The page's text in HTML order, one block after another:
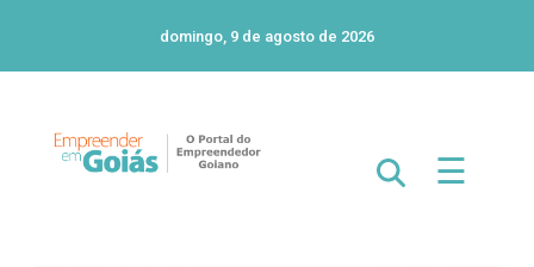
domingo, 9 de agosto de 2026
☰